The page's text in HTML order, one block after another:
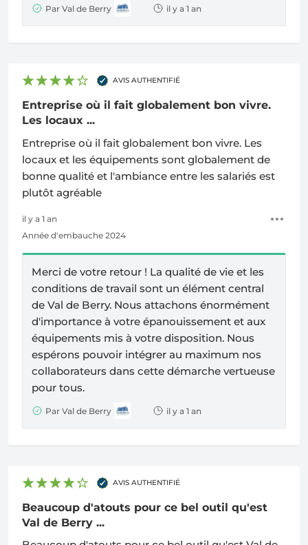
Par Val de Berry il y a 1 an
AVIS AUTHENTIFIÉ
Entreprise où il fait globalement bon vivre.
Les locaux ...
Entreprise où il fait globalement bon vivre. Les
locaux et les équipements sont globalement de
bonne qualité et l'ambiance entre les salariés est
plutôt agréable
il y a 1 an
Année d'embauche 2024
Merci de votre retour ! La qualité de vie et les
conditions de travail sont un élément central
de Val de Berry. Nous attachons énormément
d'importance à votre épanouissement et aux
équipements mis à votre disposition. Nous
espérons pouvoir intégrer au maximum nos
collaborateurs dans cette démarche vertueuse
pour tous.
Par Val de Berry il y a 1 an
AVIS AUTHENTIFIÉ
Beaucoup d'atouts pour ce bel outil qu'est
Val de Berry ...